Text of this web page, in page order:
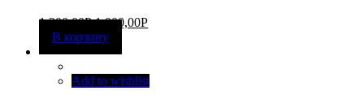
1 300,00Р 1 000,00Р
В корзину
Add to wishlist